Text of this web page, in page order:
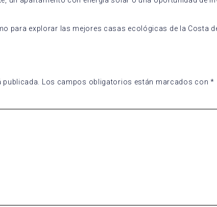
para explorar las mejores casas ecológicas de la Costa
publicada. Los campos obligatorios están marcados con *